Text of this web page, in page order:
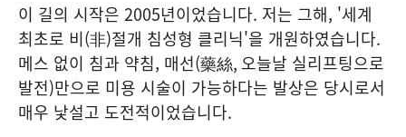
이 길의 시작은 2005년이었습니다. 저는 그해, '세계
최초로 비(非)절개 침성형 클리닉'을 개원하였습니다.
메스 없이 침과 약침, 매선(藥絲, 오늘날 실리프팅으로
발전)만으로 미용 시술이 가능하다는 발상은 당시로서
매우 낯설고 도전적이었습니다.